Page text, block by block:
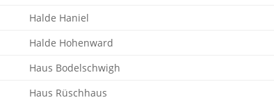
Halde Haniel
Halde Hohenward
Haus Bodelschwigh
Haus Rüschhaus